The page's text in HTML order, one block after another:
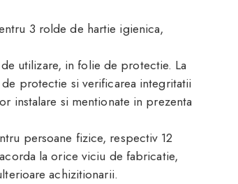
3 rolde de hartie igienica,
utilizare, in folie de protectie. La
protectie si verificarea integritatii
instalare si mentionate in prezenta
persoane fizice, respectiv 12
la orice viciu de fabricatie,
achizitionarii.